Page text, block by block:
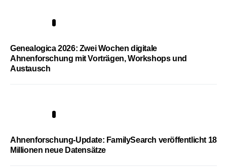
Genealogica 2026: Zwei Wochen digitale
Ahnenforschung mit Vorträgen, Workshops und
Austausch
Ahnenforschung-Update: FamilySearch veröffentlicht 18
Millionen neue Datensätze